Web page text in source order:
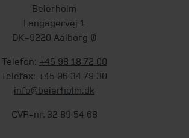
Beierholm
Langagervej 1
DK-9220 Aalborg Ø
Telefon: +45 98 18 72 00
Telefax: +45 96 34 79 30
info@beierholm.dk
CVR-nr. 32 89 54 68